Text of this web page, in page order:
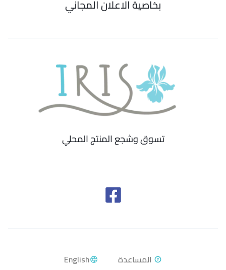
بخاصية الاعلان المجاني
تسوق وشجع المنتج المحلي
English